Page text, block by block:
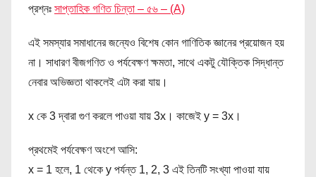
পূ
চি
ন্তা
প্রশ্নঃ সাপ্তাহিক গণিত চিন্তা – ৫৬ – (A)
এই সমস্যার সমাধানের জন্যেও বিশেষ কোন গাণিতিক জ্ঞানের প্রয়োজন হয়
না। সাধারণ বীজগণিত ও পর্যবেক্ষণ ক্ষমতা, সাথে একটু যৌক্তিক সিদ্ধান্ত
নেবার অভিজ্ঞতা থাকলেই এটা করা যায়।
x কে 3 দ্বারা গুণ করলে পাওয়া যায় 3x। কাজেই y = 3x।
প্রথমেই পর্যবেক্ষণ অংশে আসি:
x = 1 হলে, 1 থেকে y পর্যন্ত 1, 2, 3 এই তিনটি সংখ্যা পাওয়া যায়